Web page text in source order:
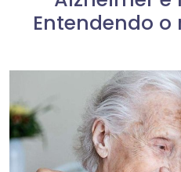
Entendendo